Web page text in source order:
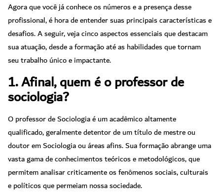
Agora que você já conhece os números e a presença desse
profissional, é hora de entender suas principais características e
desafios. A seguir, veja cinco aspectos essenciais que destacam
sua atuação, desde a formação até as habilidades que tornam
seu trabalho único e impactante.
1. Afinal, quem é o professor de
sociologia?
O professor de Sociologia é um acadêmico altamente
qualificado, geralmente detentor de um título de mestre ou
doutor em Sociologia ou áreas afins. Sua formação abrange uma
vasta gama de conhecimentos teóricos e metodológicos, que
permitem analisar criticamente os fenômenos sociais, culturais
e políticos que permeiam nossa sociedade.